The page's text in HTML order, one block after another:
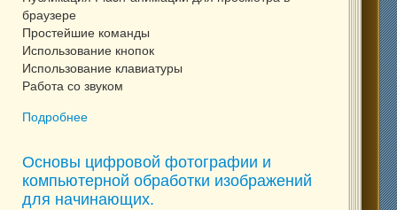
браузере
Простейшие команды
Использование кнопок
Использование клавиатуры
Работа со звуком
Подробнее
Основы цифровой фотографии и
компьютерной обработки изображений
для начинающих.